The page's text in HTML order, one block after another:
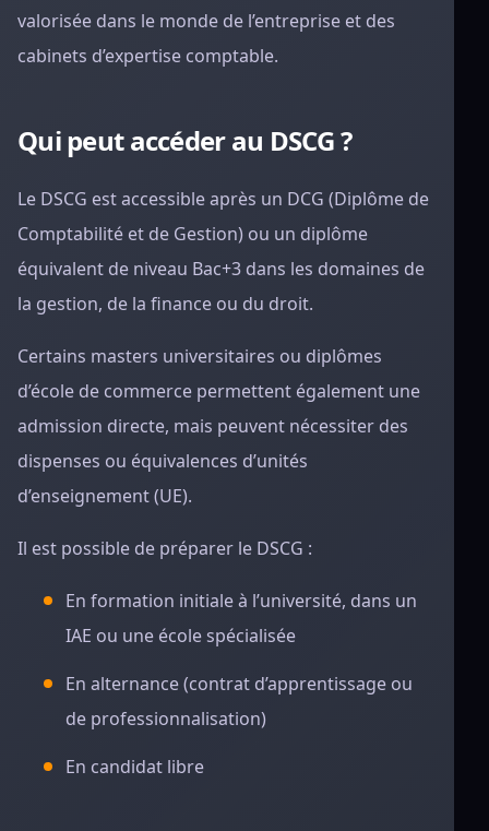
valorisée dans le monde de l’entreprise et des
cabinets d’expertise comptable.
Qui peut accéder au DSCG ?
Le DSCG est accessible après un DCG (Diplôme de
Comptabilité et de Gestion) ou un diplôme
équivalent de niveau Bac+3 dans les domaines de
la gestion, de la finance ou du droit.
Certains masters universitaires ou diplômes
d’école de commerce permettent également une
admission directe, mais peuvent nécessiter des
dispenses ou équivalences d’unités
d’enseignement (UE).
Il est possible de préparer le DSCG :
En formation initiale à l’université, dans un
IAE ou une école spécialisée
En alternance (contrat d’apprentissage ou
de professionnalisation)
En candidat libre